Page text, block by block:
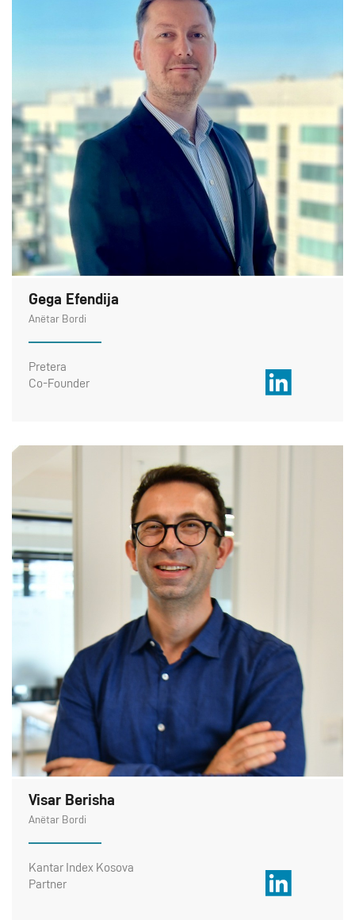
Gega Efendija
Anëtar Bordi
Pretera
Co-Founder
Visar Berisha
Anëtar Bordi
Kantar Index Kosova
Partner